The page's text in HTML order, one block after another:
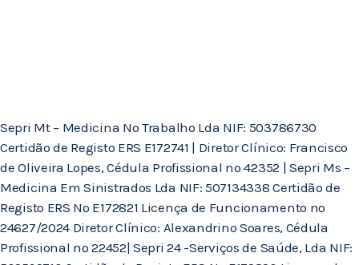
Sepri Mt – Medicina No Trabalho Lda NIF: 503786730
Certidão de Registo ERS E172741 | Diretor Clínico: Francisco
de Oliveira Lopes, Cédula Profissional nº 42352 | Sepri Ms –
Medicina Em Sinistrados Lda NIF: 507134338 Certidão de
Registo ERS Nº E172821 Licença de Funcionamento nº
24627/2024 Diretor Clínico: Alexandrino Soares, Cédula
Profissional nº 22452| Sepri 24 -Serviços de Saúde, Lda NIF: